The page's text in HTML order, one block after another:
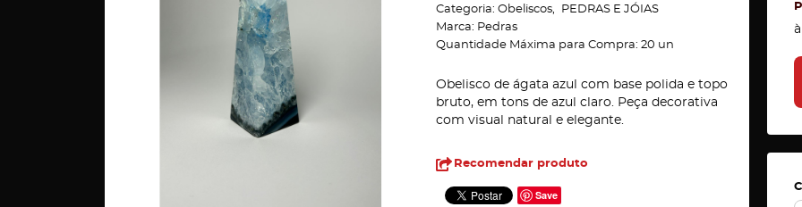
Categoria: Obeliscos
PEDRAS E JÓIAS
Marca: Pedras
Quantidade Máxima para Compra: 20 un
Obelisco de ágata azul com base polida e topo
bruto, em tons de azul claro. Peça decorativa
com visual natural e elegante.
Recomendar produto
Save